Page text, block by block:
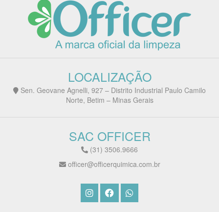
LOCALIZAÇÃO
Sen. Geovane Agnelli, 927 – Distrito Industrial Paulo Camilo
Norte, Betim – Minas Gerais
SAC OFFICER
(31) 3506.9666
officer@officerquimica.com.br